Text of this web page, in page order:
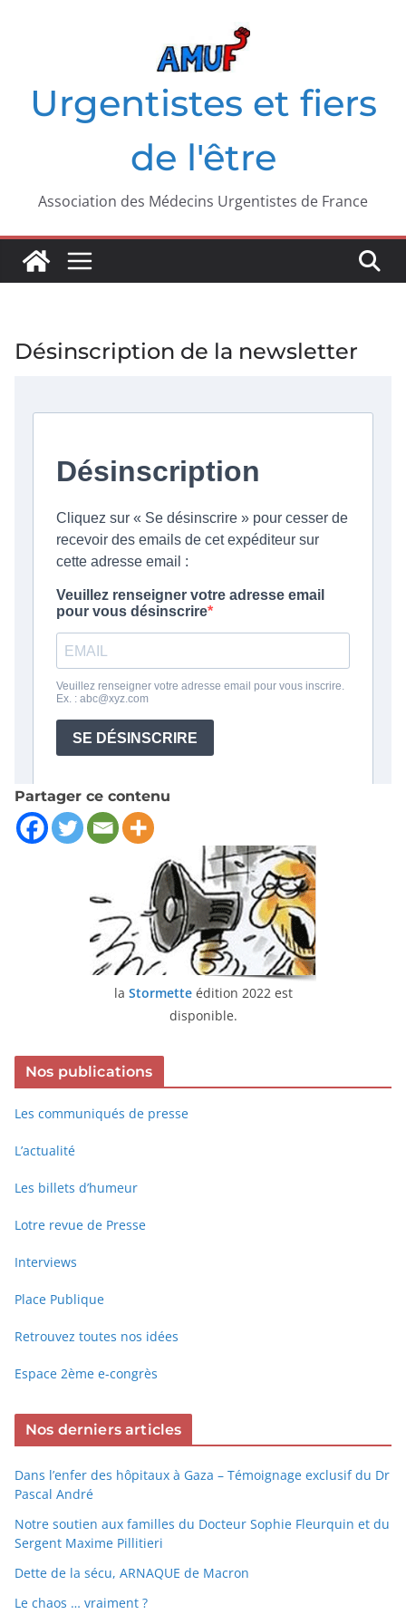
Urgentistes et fiers
de l'être
Association des Médecins Urgentistes de France
Désinscription de la newsletter
Partager ce contenu
la Stormetteédition 2022 est
disponible.
Nos publications
Les communiqués de presse
L’actualité
Les billets d’humeur
Lotre revue de Presse
Interviews
Place Publique
Retrouvez toutes nos idées
Espace 2ème e-congrès
Nos derniers articles
Dans l’enfer des hôpitaux à Gaza – Témoignage exclusif du Dr
Pascal André
Notre soutien aux familles du Docteur Sophie Fleurquin et du
Sergent Maxime Pillitieri
Dette de la sécu, ARNAQUE de Macron
Le chaos … vraiment ?